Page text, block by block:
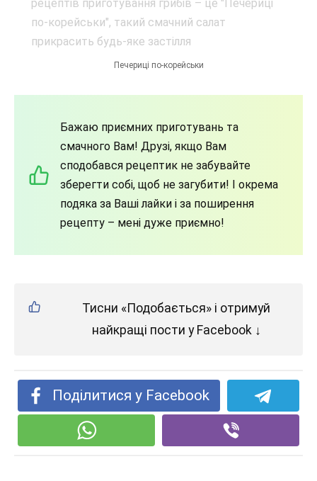
Печериці по-корейськи
Бажаю приємних приготувань та
смачного Вам! Друзі, якщо Вам
сподобався рецептик не забувайте
зберегти собі, щоб не загубити! І окрема
подяка за Ваші лайки і за поширення
рецепту – мені дуже приємно!
Тисни «Подобається» і отримуй
найкращі пости у Facebook ↓
Поділитися у Facebook